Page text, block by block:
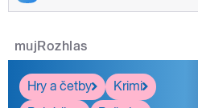
mujRozhlas
Hry a četby
Krimi